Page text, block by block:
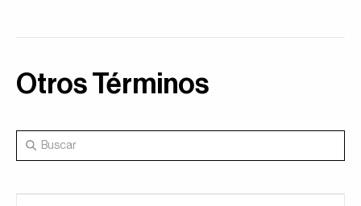
Otros Términos